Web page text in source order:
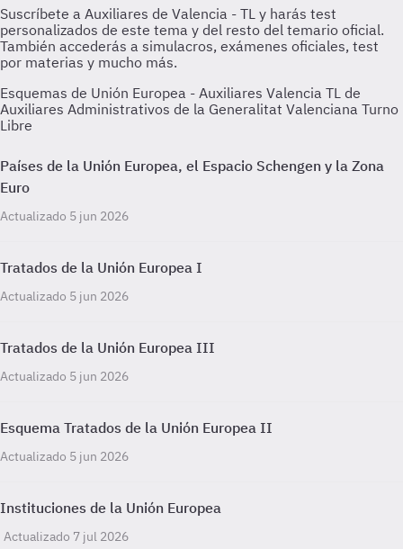
Esquemas de Unión Europea - Auxiliares Valencia TL de
Auxiliares Administrativos de la Generalitat Valenciana Turno
Libre
Países de la Unión Europea, el Espacio Schengen y la Zona
Euro
Actualizado 5 jun 2026
Tratados de la Unión Europea I
Actualizado 5 jun 2026
Tratados de la Unión Europea III
Actualizado 5 jun 2026
Esquema Tratados de la Unión Europea II
Actualizado 5 jun 2026
Instituciones de la Unión Europea
Actualizado 7 jul 2026